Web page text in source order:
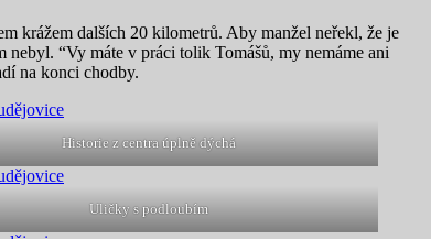
krážem dalších 20 kilometrů. Aby manžel neřekl, že je
“Vy máte v práci tolik Tomášů, my nemáme ani
na konci chodby.
Historie z centra úplně dýchá
Uličky s podloubím